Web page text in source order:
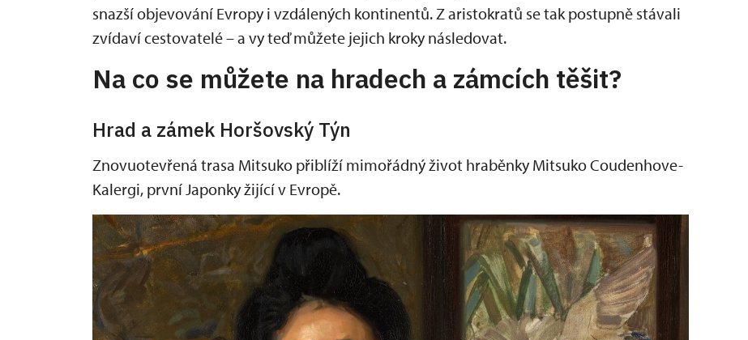
snazší objevování Evropy i vzdálených kontinentů. Z aristokratů se tak postupně stávali
zvídaví cestovatelé – a vy teď můžete jejich kroky následovat.
Na co se můžete na hradech a zámcích těšit?
Hrad a zámek Horšovský Týn
Znovuotevřená trasa Mitsuko přiblíží mimořádný život hraběnky Mitsuko Coudenhove-
Kalergi, první Japonky žijící v Evropě.